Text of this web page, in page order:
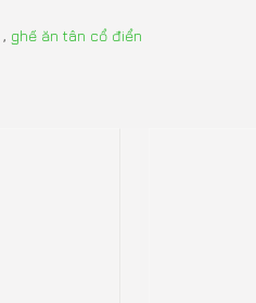
, ghế ăn tân cổ điển